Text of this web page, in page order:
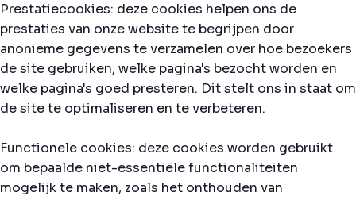
Prestatiecookies: deze cookies helpen ons de
prestaties van onze website te begrijpen door
anonieme gegevens te verzamelen over hoe bezoekers
de site gebruiken, welke pagina's bezocht worden en
welke pagina's goed presteren. Dit stelt ons in staat om
de site te optimaliseren en te verbeteren.
Functionele cookies: deze cookies worden gebruikt
om bepaalde niet-essentiële functionaliteiten
mogelijk te maken, zoals het onthouden van